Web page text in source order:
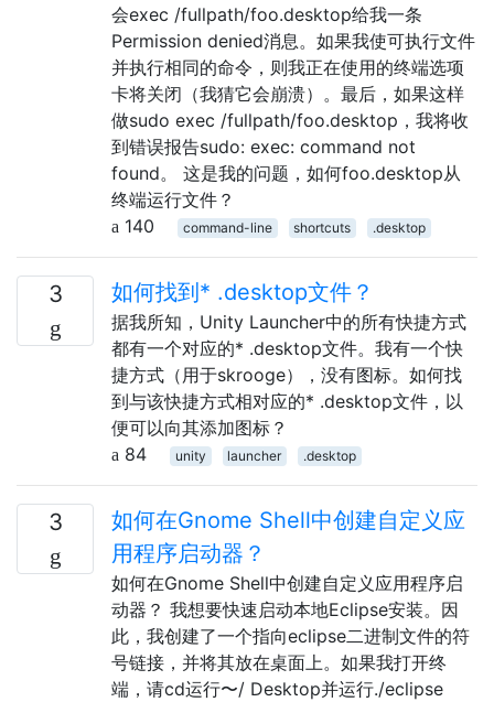
会exec /fullpath/foo.desktop给我一条
Permission denied消息。如果我使可执行文件
并执行相同的命令，则我正在使用的终端选项
卡将关闭（我猜它会崩溃）。最后，如果这样
做sudo exec /fullpath/foo.desktop，我将收
到错误报告sudo: exec: command not
found。 这是我的问题，如何foo.desktop从
终端运行文件？
140
command-line shortcuts .desktop
3 如何找到* .desktop文件？
据我所知，Unity Launcher中的所有快捷方式
都有一个对应的* .desktop文件。我有一个快
捷方式（用于skrooge），没有图标。如何找
到与该快捷方式相对应的* .desktop文件，以
便可以向其添加图标？
84
unity launcher .desktop
3
如何在Gnome Shell中创建自定义应
用程序启动器？
如何在Gnome Shell中创建自定义应用程序启
动器？ 我想要快速启动本地Eclipse安装。因
此，我创建了一个指向eclipse二进制文件的符
号链接，并将其放在桌面上。如果我打开终
端，请cd运行〜/ Desktop并运行./eclipse